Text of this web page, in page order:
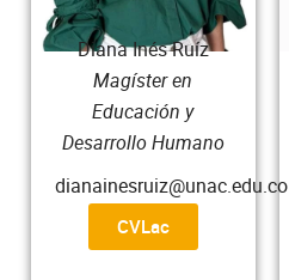
Diana Inés Ruíz
Magíster en
Educación y
Desarrollo Humano
dianainesruiz@unac.edu.co
CVLac